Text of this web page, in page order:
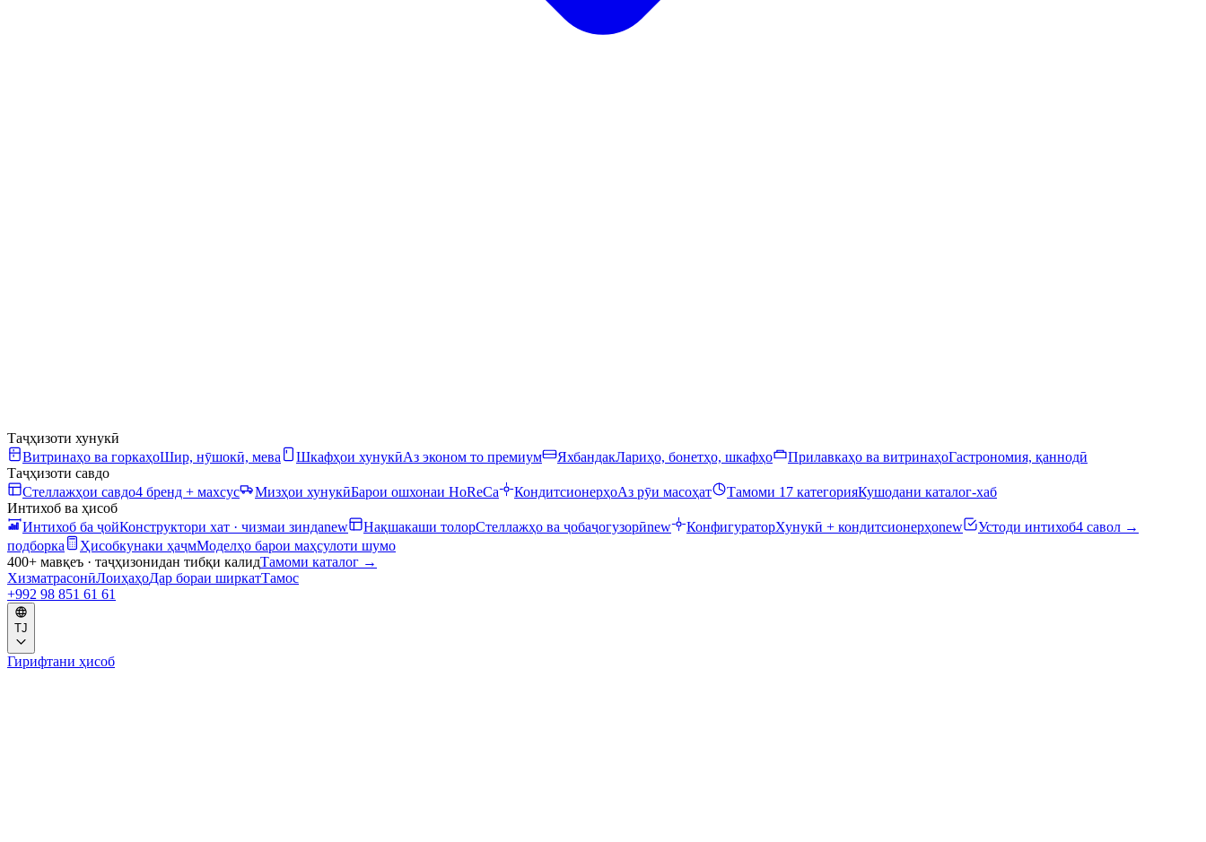
Таҷҳизоти хунукӣ
Витринаҳо ва горкаҳоШир, нӯшокӣ, мева Шкафҳои хунукӣАз эконом то премиум ЯхбандакЛариҳо, бонетҳо, шкафҳо Прилавкаҳо ва витринаҳоГастрономия, қаннодӣ
Таҷҳизоти савдо
Стеллажҳои савдо4 бренд + махсус Мизҳои хунукӣБарои ошхонаи HoReCa КондитсионерҳоАз рӯи масоҳат Тамоми 17 категорияКушодани каталог-хаб
Интихоб ва ҳисоб
Интихоб ба ҷойКонструктори хат · чизмаи зиндаnew Нақшакаши толорСтеллажҳо ва ҷобаҷогузорӣnew КонфигураторХунукӣ + кондитсионерҳоnew Устоди интихоб4 савол →
подборка
Ҳисобкунаки ҳаҷмМоделҳо барои маҳсулоти шумо
400+ мавқеъ · таҷҳизонидан тибқи калидТамоми каталог →
ХизматрасонӣЛоиҳаҳоДар бораи ширкатТамос
+992 98 851 61 61
TJ
Гирифтани ҳисоб